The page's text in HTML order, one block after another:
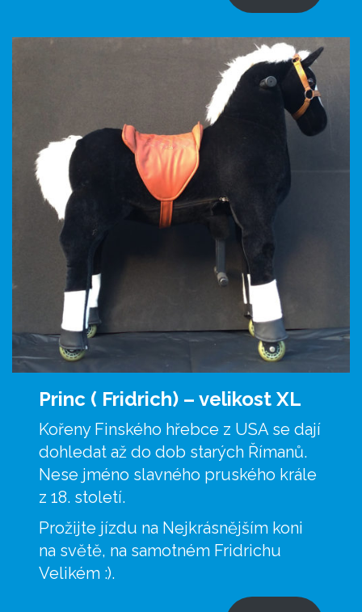
Princ ( Fridrich) –velikost XL
Kořeny Finského hřebce z USA se dají
dohledat až do dob starých Římanů.
Nese jméno slavného pruského krále
z 18. století.
Prožijte jízdu na Nejkrásnějším koni
na světě, na samotném Fridrichu
Velikém :).